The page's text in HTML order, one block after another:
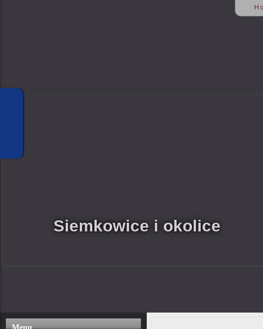
Siemkowice i okolice